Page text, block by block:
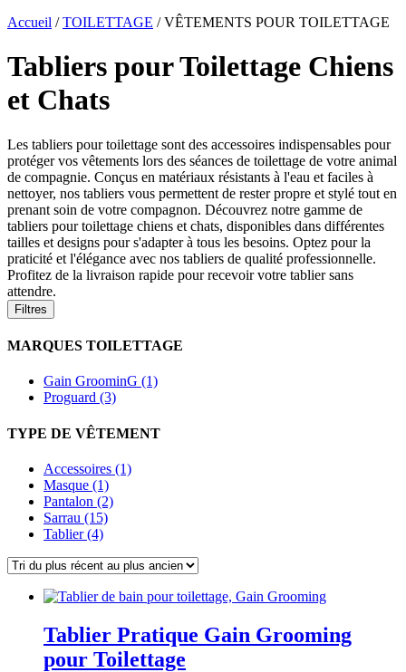
Accueil /TOILETTAGE /VÊTEMENTS POUR TOILETTAGE
Tabliers pour Toilettage Chiens
et Chats
Les tabliers pour toilettage sont des accessoires indispensables pour
protéger vos vêtements lors des séances de toilettage de votre animal
de compagnie. Conçus en matériaux résistants à l'eau et faciles à
nettoyer, nos tabliers vous permettent de rester propre et stylé tout en
prenant soin de votre compagnon. Découvrez notre gamme de
tabliers pour toilettage chiens et chats, disponibles dans différentes
tailles et designs pour s'adapter à tous les besoins. Optez pour la
praticité et l'élégance avec nos tabliers de qualité professionnelle.
Profitez de la livraison rapide pour recevoir votre tablier sans
attendre.
Filtres
MARQUES TOILETTAGE
Gain GroominG (1)
Proguard (3)
TYPE DE VÊTEMENT
Accessoires (1)
Masque (1)
Pantalon (2)
Sarrau (15)
Tablier (4)
Tablier Pratique Gain Grooming
pour Toilettage